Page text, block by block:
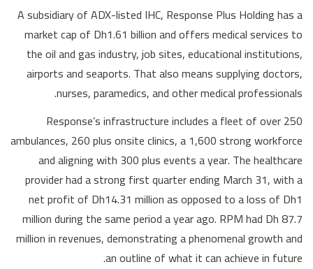
A subsidiary of ADX-listed IHC, Response Plus Holding has a
market cap of Dh1.61 billion and offers medical services to
the oil and gas industry, job sites, educational institutions,
airports and seaports. That also means supplying doctors,
nurses, paramedics, and other medical professionals.
Response’s infrastructure includes a fleet of over 250
ambulances, 260 plus onsite clinics, a 1,600 strong workforce
and aligning with 300 plus events a year. The healthcare
provider had a strong first quarter ending March 31, with a
net profit of Dh14.31 million as opposed to a loss of Dh1
million during the same period a year ago. RPM had Dh 87.7
million in revenues, demonstrating a phenomenal growth and
an outline of what it can achieve in future.